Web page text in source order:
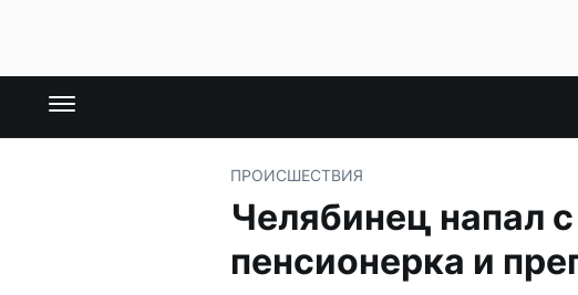
ПРОИСШЕСТВИЯ
Челябинец напал
пенсионерка и